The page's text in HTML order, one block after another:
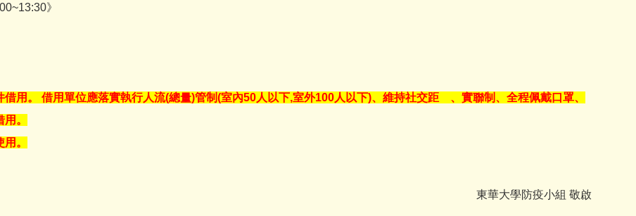
》
用。 借用單位應落實執行人流(總量)管制(室內50人以下,室外100人以下)、維持社交距離、實聯制、全程佩戴口罩、
。
。
東華大學防疫小組 敬啟